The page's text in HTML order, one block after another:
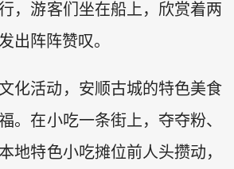
，游客们坐在船上，欣赏着两
出阵阵赞叹。
化活动，安顺古城的特色美食
。在小吃一条街上，夺夺粉、
地特色小吃摊位前人头攒动，